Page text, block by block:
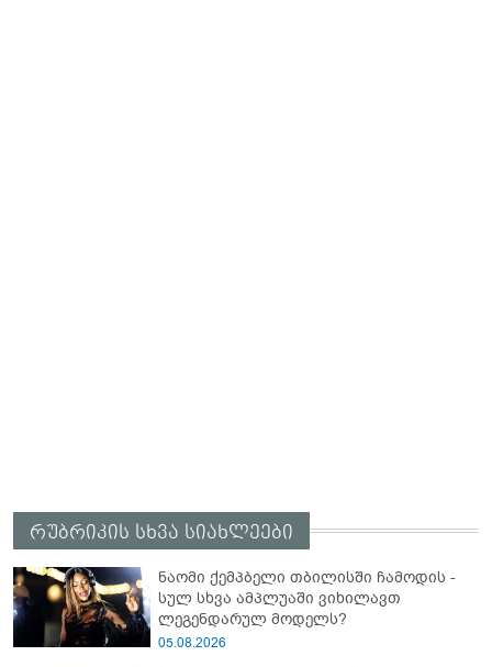
რუბრიკის სხვა სიახლეები
ნაომი ქემპბელი თბილისში ჩამოდის -
სულ სხვა ამპლუაში ვიხილავთ
ლეგენდარულ მოდელს?
05.08.2026